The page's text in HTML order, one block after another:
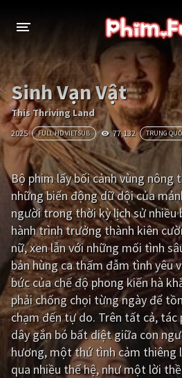
THỂ LOẠI
Thần thoại - Cổ trang
Tâm lý
Võ thuật - Kiếm hiệp
Kinh dị Tội
Phiêu lưu
Viễn tưởng
Hoạt hình
Tình cảm - Lãng mạn Kỳ
Giật gân Gia
Bí ẩn Lịch
Sinh Vạn Vật
This Thriving Land
2025 FULL HD VIETSUB 77,132 TRUNG
Bộ phim lấy bối cảnh vùng nông
những biến động dữ dội của
người trong thời kỳ lịch sử nhiều
hành trình trưởng thành kiên
nữ, xen lẫn với những mối tình
bản hùng ca thấm đẫm tình yêu
bức của chế độ phong kiến hà
phải chống chọi từng ngày để
chạm đến tự do. Trên tất cả, tác
dây gắn bó bất diệt giữa con
hương, một thứ tình cảm thiêng
qua nhiều thế hệ, như một lời